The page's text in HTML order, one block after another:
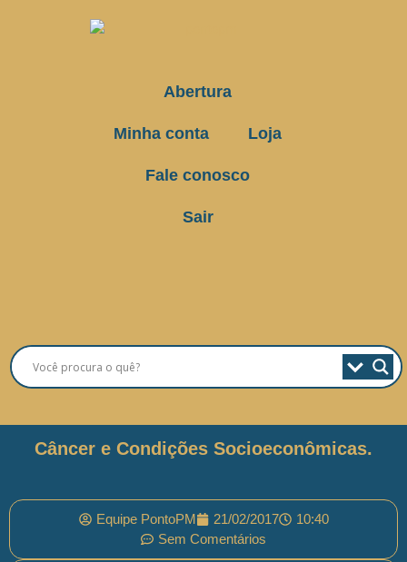
Abertura
Minha conta Loja
Fale conosco
Sair
Câncer e Condições Socioeconômicas.
Equipe PontoPM 21/02/2017
10:40
Sem Comentários